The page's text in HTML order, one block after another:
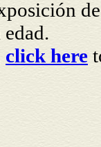
click here